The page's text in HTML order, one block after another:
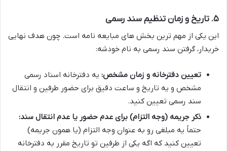
۵. تاریخ و زمان تنظیم سند رسمی
این یکی از مهم ترین بخش های مبایعه نامه است. چون هدف نهایی
خریدار، گرفتن سند رسمی به نام خودشه:
تعیین دفترخانه و زمان مشخص: یه دفترخانه اسناد رسمی
مشخص و یه تاریخ و ساعت دقیق برای حضور طرفین و انتقال
سند رسمی تعیین کنید.
ذکر جریمه (وجه التزام) برای عدم حضور یا عدم انتقال سند:
حتماً یه مبلغی رو به عنوان وجه التزام (یا همون جریمه)
تعیین کنید که اگه یکی از طرفین تو تاریخ مقرر به دفترخانه